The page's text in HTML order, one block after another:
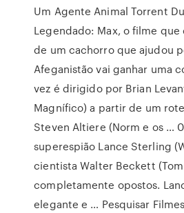
Um Agente Animal Torrent
Legendado: Max, o filme que
de um cachorro que ajudou
Afeganistão vai ganhar uma
vez é dirigido por Brian
Magnífico) a partir de um
Steven Altiere (Norm e os …
superespião Lance Sterling
cientista Walter Beckett
completamente opostos.
elegante e … Pesquisar